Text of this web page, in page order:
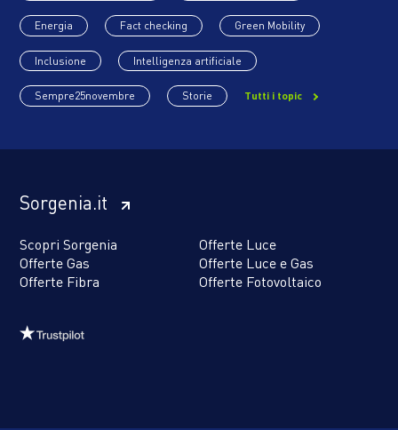
Energia Fact checking Green Mobility
Inclusione Intelligenza artificiale
Sempre25novembre Storie Tutti i topic
Sorgenia.it
Scopri Sorgenia
Offerte Luce
Offerte Gas
Offerte Luce e Gas
Offerte Fibra
Offerte Fotovoltaico